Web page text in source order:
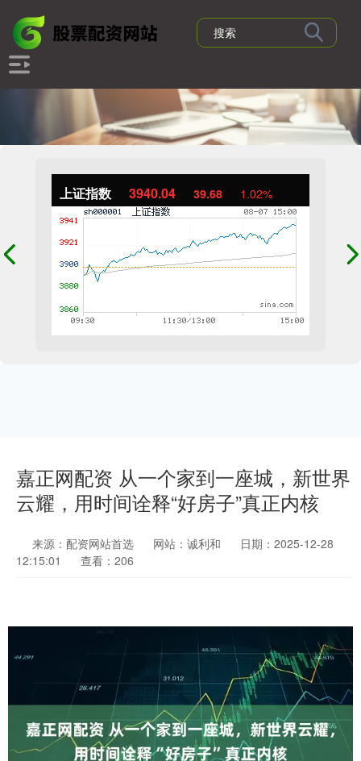
上证指数 3940.04 39.68 1.02%
嘉正网配资 从一个家到一座城，新世界
云耀，用时间诠释“好房子”真正内核
来源：配资网站首选 网站：诚利和
日期：2025-12-28
12:15:01
查看：206